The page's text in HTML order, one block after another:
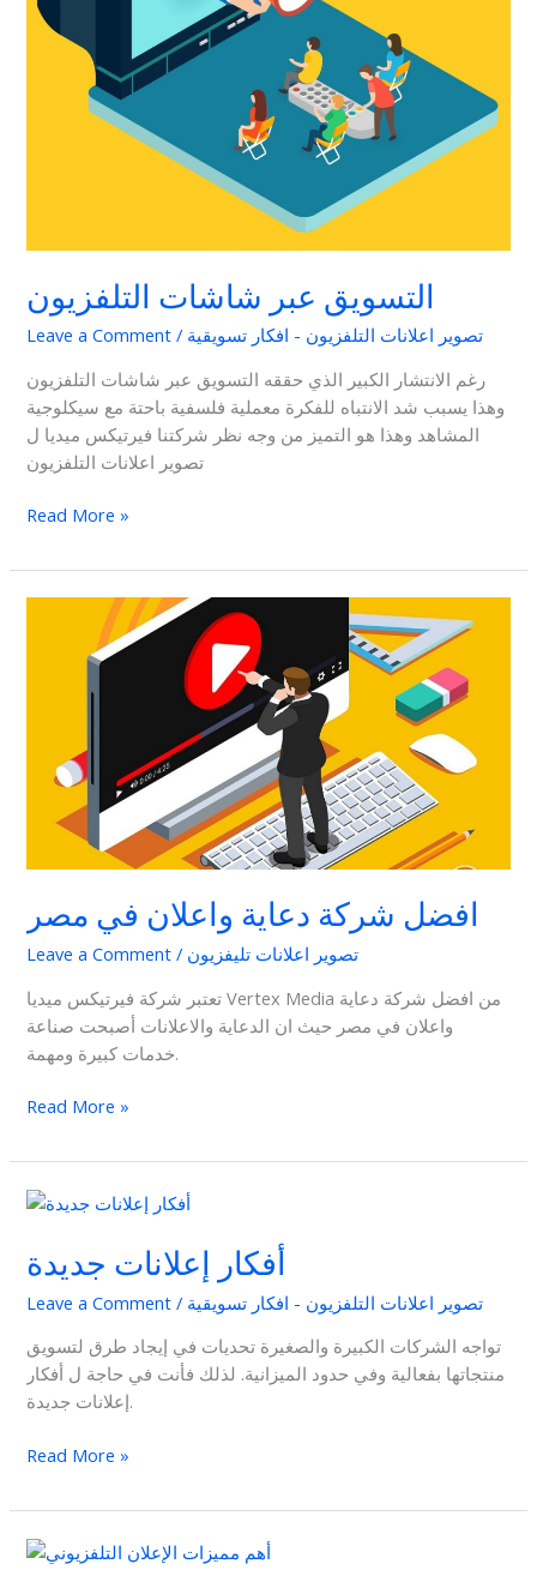
التسويق عبر شاشات التلفزيون
Leave a Comment / تصوير اعلانات التلفزيون - افكار تسويقية
رغم الانتشار الكبير الذي حققه التسويق عبر شاشات التلفزيون
وهذا يسبب شد الانتباه للفكرة معملية فلسفية باحتة مع سيكلوجية
المشاهد وهذا هو التميز من وجه نظر شركتنا فيرتيكس ميديا ل
تصوير اعلانات التلفزيون
Read More »
افضل شركة دعاية واعلان في مصر
Leave a Comment / تصوير اعلانات تليفزيون
تعتبر شركة فيرتيكس ميديا Vertex Media من افضل شركة دعاية
واعلان في مصر حيث ان الدعاية والاعلانات أصبحت صناعة
خدمات كبيرة ومهمة.
Read More »
أفكار إعلانات جديدة
Leave a Comment / تصوير اعلانات التلفزيون - افكار تسويقية
تواجه الشركات الكبيرة والصغيرة تحديات في إيجاد طرق لتسويق
منتجاتها بفعالية وفي حدود الميزانية. لذلك فأنت في حاجة ل أفكار
إعلانات جديدة.
أفكار
جديدة
Read More »
أهم